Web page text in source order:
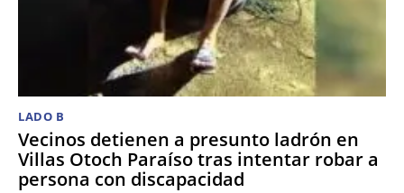
LADO B
Vecinos detienen a presunto ladrón en
Villas Otoch Paraíso tras intentar robar a
persona con discapacidad